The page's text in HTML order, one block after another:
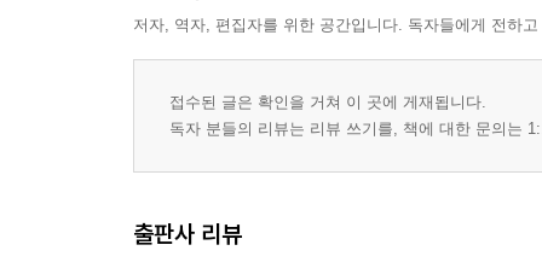
저자, 역자, 편집자를 위한 공간입니다. 독자들에게 전하
접수된 글은 확인을 거쳐 이 곳에 게재됩니다.
독자 분들의 리뷰는 리뷰 쓰기를, 책에 대한 문의는
출판사 리뷰